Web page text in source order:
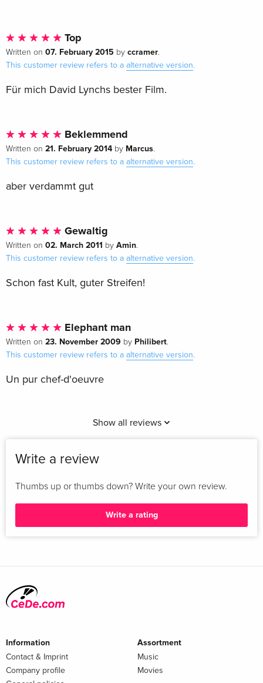
Top
Written on 07. February 2015 by ccramer.
This customer review refers to a alternative version.
Für mich David Lynchs bester Film.
Beklemmend
Written on 21. February 2014 by Marcus.
This customer review refers to a alternative version.
aber verdammt gut
Gewaltig
Written on 02. March 2011 by Amin.
This customer review refers to a alternative version.
Schon fast Kult, guter Streifen!
Elephant man
Written on 23. November 2009 by Philibert.
This customer review refers to a alternative version.
Un pur chef-d'oeuvre
Show all reviews
Write a review
Thumbs up or thumbs down? Write your own review.
Write a rating
Information
Contact & Imprint
Company profile
Assortment
Music
Movies